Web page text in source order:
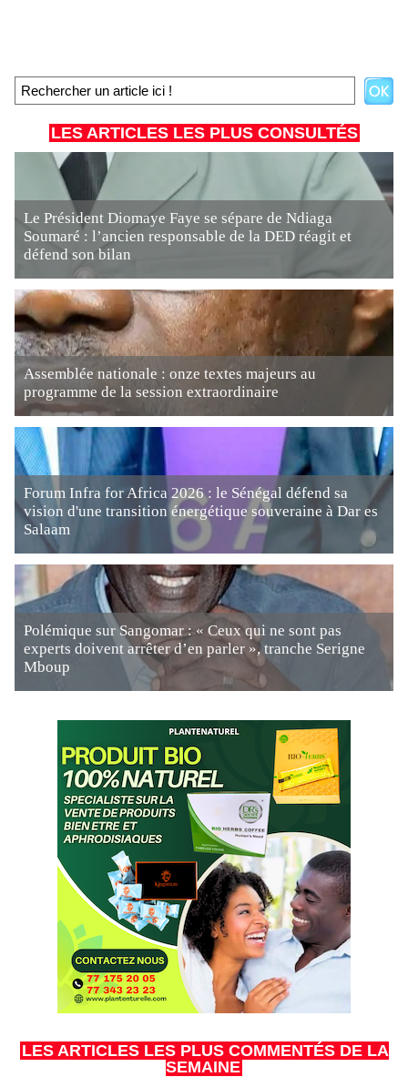
LES ARTICLES LES PLUS CONSULTÉS
Le Président Diomaye Faye se sépare de Ndiaga
Soumaré : l’ancien responsable de la DED réagit et
défend son bilan
Assemblée nationale : onze textes majeurs au
programme de la session extraordinaire
Forum Infra for Africa 2026 : le Sénégal défend sa
vision d'une transition énergétique souveraine à Dar es
Salaam
Polémique sur Sangomar : « Ceux qui ne sont pas
experts doivent arrêter d’en parler », tranche Serigne
Mboup
LES ARTICLES LES PLUS COMMENTÉS DE LA
SEMAINE